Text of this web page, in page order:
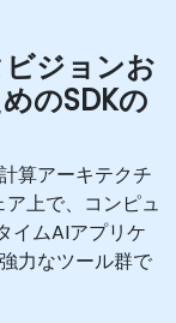
ジョンお
のSDKの
算アーキテクチ
上で、コンピュ
イムAIアプリケ
力なツール群で